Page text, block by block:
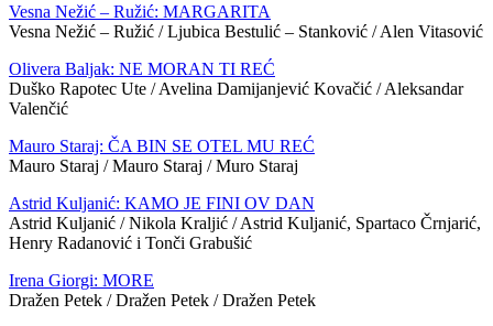
Vesna Nežić – Ružić: MARGARITA
Vesna Nežić – Ružić / Ljubica Bestulić – Stanković / Alen Vitasović
Olivera Baljak: NE MORAN TI REĆ
Duško Rapotec Ute / Avelina Damijanjević Kovačić / Aleksandar
Valenčić
Mauro Staraj: ČA BIN SE OTEL MU REĆ
Mauro Staraj / Mauro Staraj / Muro Staraj
Astrid Kuljanić: KAMO JE FINI OV DAN
Astrid Kuljanić / Nikola Kraljić / Astrid Kuljanić, Spartaco Črnjarić,
Henry Radanović i Tonči Grabušić
Irena Giorgi: MORE
Dražen Petek / Dražen Petek / Dražen Petek